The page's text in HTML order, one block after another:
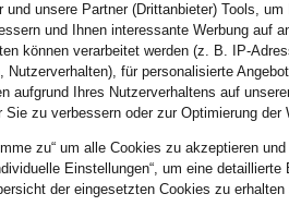
OASIS aus
69,99 €
Bestpreis:
Ursprünglich:
und unsere Partner (Drittanbieter) Tools,
und Ihnen interessante Werbung auf
können verarbeitet werden (z. B. IP-
Nutzerverhalten), für personalisierte
aufgrund Ihres Nutzerverhaltens auf
zu verbessern oder zur Optimierung der
zu“ um alle Cookies zu akzeptieren
Einstellungen“, um eine detaillierte
der eingesetzten Cookies zu